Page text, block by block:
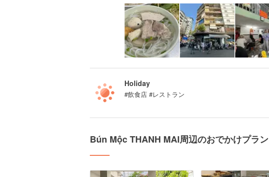
Holiday
#飲食店 #レストラン
Bún Mộc THANH MAI周辺のおでかけプラン